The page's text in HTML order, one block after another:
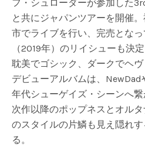
フ・シュローダーが参加した
と共にジャパンツアーを開催
市でライブを行い、完売とな
（2019年）のリイシューも決定
耽美でゴシック、ダークでヘ
デビューアルバムは、
年代シューゲイズ・シーンへ繋
次作以降のポップネスとオル
のスタイルの片鱗も見え隠れ
る。